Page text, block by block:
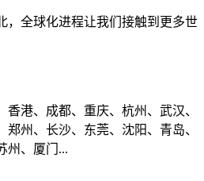
，全球化进程让我们接触到更多世
港、成都、重庆、杭州、武汉、
州、长沙、东莞、沈阳、青岛、
州、厦门...